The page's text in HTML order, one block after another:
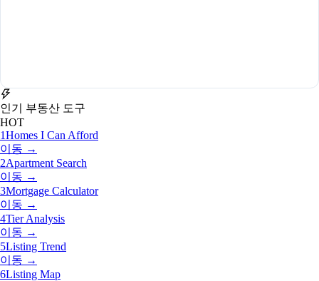
인기 부동산 도구
HOT
1Homes I Can Afford
이동 →
2Apartment Search
이동 →
3Mortgage Calculator
이동 →
4Tier Analysis
이동 →
5Listing Trend
이동 →
6Listing Map